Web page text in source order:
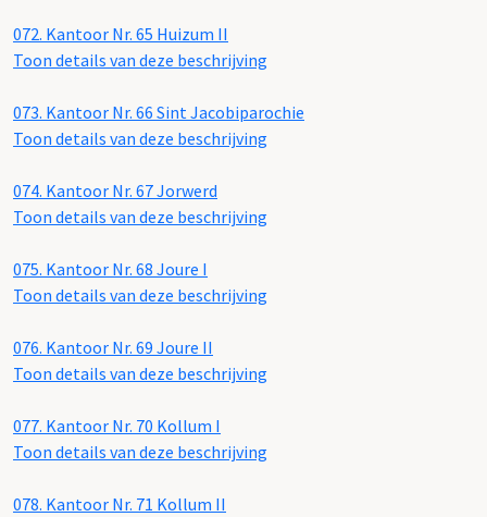
072. Kantoor Nr. 65 Huizum II
Toon details van deze beschrijving
073. Kantoor Nr. 66 Sint Jacobiparochie
Toon details van deze beschrijving
074. Kantoor Nr. 67 Jorwerd
Toon details van deze beschrijving
075. Kantoor Nr. 68 Joure I
Toon details van deze beschrijving
076. Kantoor Nr. 69 Joure II
Toon details van deze beschrijving
077. Kantoor Nr. 70 Kollum I
Toon details van deze beschrijving
078. Kantoor Nr. 71 Kollum II